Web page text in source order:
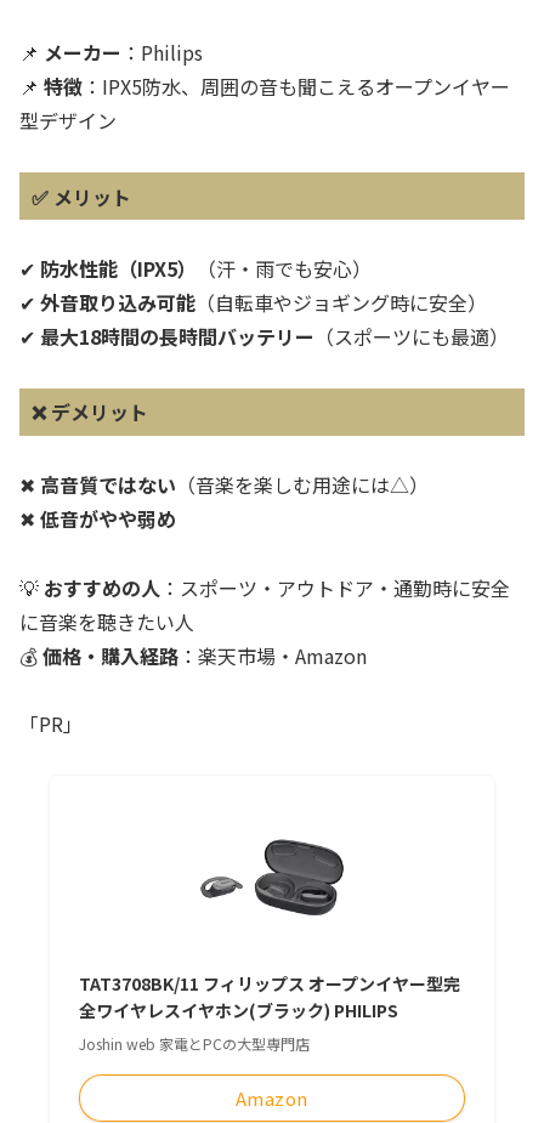
📌 メーカー ：Philips
📌 特徴 ：IPX5防水、周囲の音も聞こえるオープンイヤー
型デザイン
✅ メリット
✔ 防水性能（IPX5）
（汗・雨でも安心）
✔ 外音取り込み可能 （自転車やジョギング時に安全）
✔ 最大18時間の長時間バッテリー （スポーツにも最適）
❌デメリット
✖ 高音質ではない （音楽を楽しむ用途には△）
✖ 低音がやや弱め
💡 おすすめの人 ：スポーツ・アウトドア・通勤時に安全
に音楽を聴きたい人
💰価格・購入経路 ：楽天市場・Amazon
「PR」
TAT3708BK/11 フィリップス オープンイヤー型完
全ワイヤレスイヤホン(ブラック) PHILIPS
Joshin web 家電とPCの大型専門店
Amazon